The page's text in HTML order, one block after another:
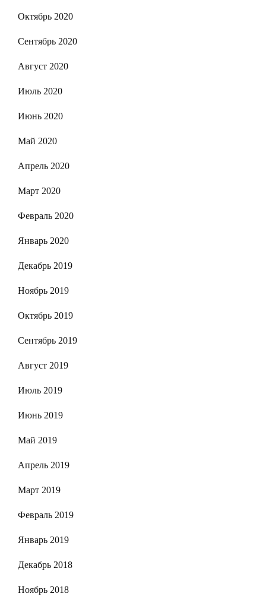
Октябрь 2020
Сентябрь 2020
Август 2020
Июль 2020
Июнь 2020
Май 2020
Апрель 2020
Март 2020
Февраль 2020
Январь 2020
Декабрь 2019
Ноябрь 2019
Октябрь 2019
Сентябрь 2019
Август 2019
Июль 2019
Июнь 2019
Май 2019
Апрель 2019
Март 2019
Февраль 2019
Январь 2019
Декабрь 2018
Ноябрь 2018